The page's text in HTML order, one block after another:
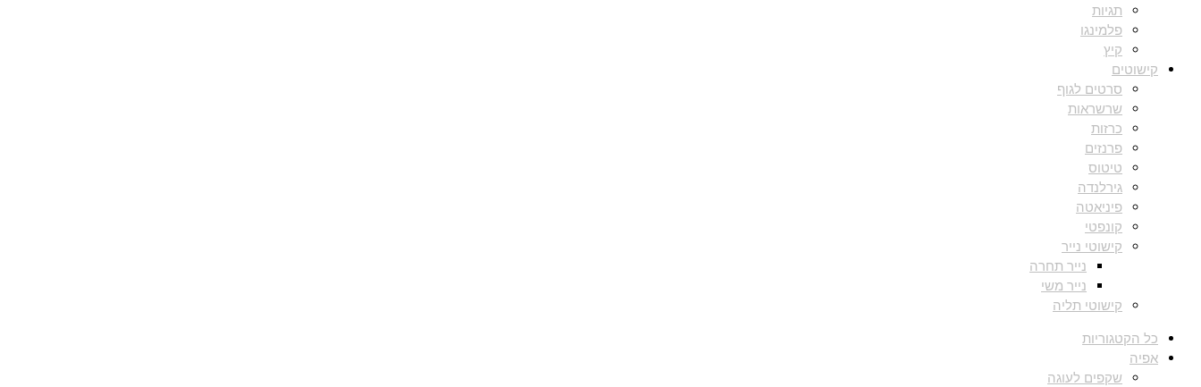
תגיות
פלמינגו
קיץ
קישוטים
סרטים לגוף
שרשראות
כרזות
פרנזים
טיטוס
גירלנדה
פיניאטה
קונפטי
קישוטי נייר
נייר תחרה
נייר משי
קישוטי תליה
כל הקטגוריות
אפיה
שקפים לעוגה